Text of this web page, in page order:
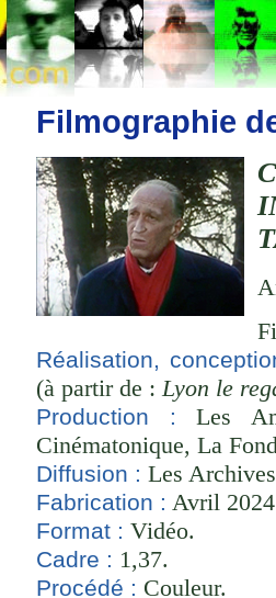
Filmographie
Réalisation,
(à partir de : Lyon le
Production :
Les
Cinématonique, La
Diffusion : Les
Fabrication : Avril
Format : Vidéo.
Cadre : 1,37.
Procédé : Couleur.